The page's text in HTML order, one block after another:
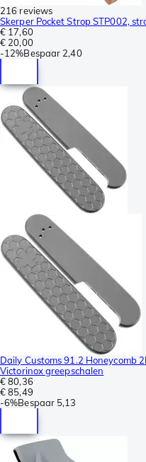
216 reviews
Skerper Pocket Strop STP002,
€ 17,60
€ 20,00
-12%Bespaar 2,40
Daily Customs 91.2 Honeycomb
Victorinox greepschalen
€ 80,36
€ 85,49
-6%Bespaar 5,13